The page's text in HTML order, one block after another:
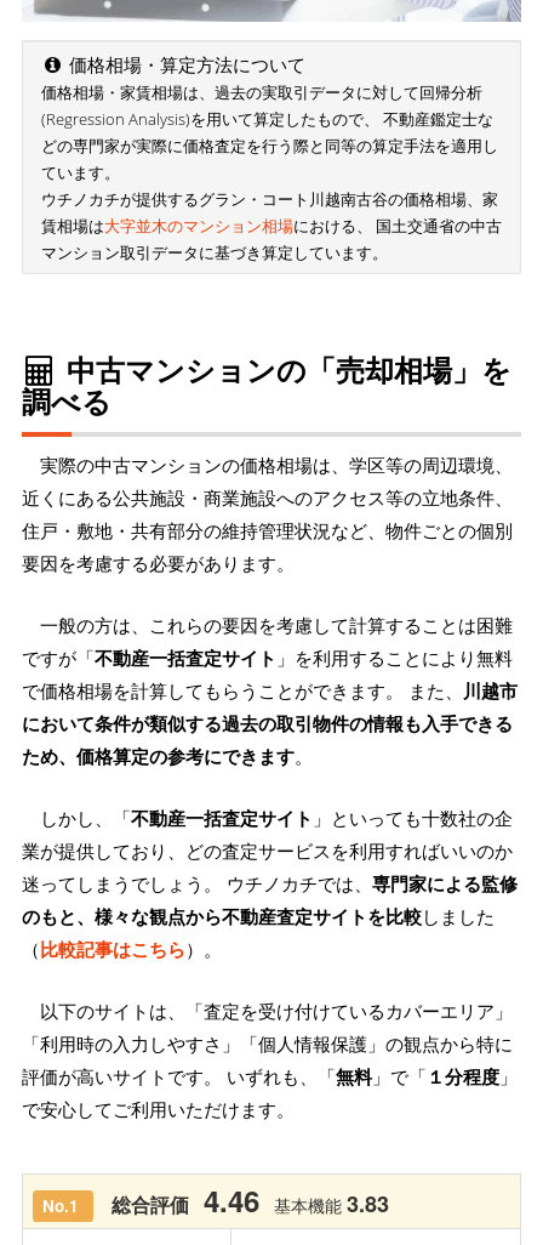
価格相場・算定方法について
価格相場・家賃相場は、過去の実取引データに対して回帰分析
(Regression Analysis)を用いて算定したもので、 不動産鑑定士な
どの専門家が実際に価格査定を行う際と同等の算定手法を適用し
ています。
ウチノカチが提供するグラン・コート川越南古谷の価格相場、家
賃相場は大字並木のマンション相場における、 国土交通省の中古
マンション取引データに基づき算定しています。
中古マンションの「売却相場」を
調べる
実際の中古マンションの価格相場は、学区等の周辺環境、
近くにある公共施設・商業施設へのアクセス等の立地条件、
住戸・敷地・共有部分の維持管理状況など、物件ごとの個別
要因を考慮する必要があります。
一般の方は、これらの要因を考慮して計算することは困難
ですが「不動産一括査定サイト 」を利用することにより無料
で価格相場を計算してもらうことができます。 また、 川越市
において条件が類似する過去の取引物件の情報も入手できる
ため、価格算定の参考にできます。
しかし、「不動産一括査定サイト 」といっても十数社の企
業が提供しており、どの査定サービスを利用すればいいのか
迷ってしまうでしょう。 ウチノカチでは、 専門家による監修
のもと、様々な観点から不動産査定サイトを比較しました
（比較記事はこちら）。
以下のサイトは、「査定を受け付けているカバーエリア」
「利用時の入力しやすさ」「個人情報保護」の観点から特に
評価が高いサイトです。 いずれも、「無料」で「 １分程度 」
で安心してご利用いただけます。